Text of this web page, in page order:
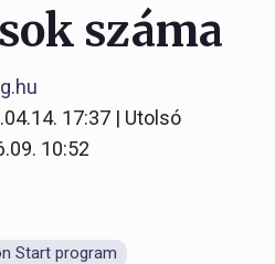
száma
17:37 | Utolsó
10:52
Start program